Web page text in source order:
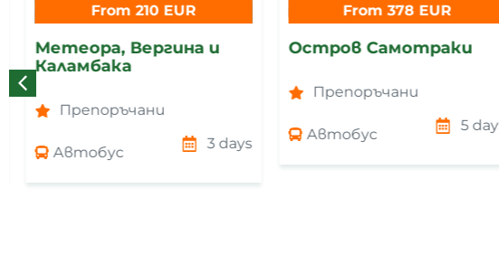
From 210 EUR
Метеора, Вергина и
Каламбака
Препоръчани
Автобус
3 days
From 378 EUR
Остров Самотраки
Препоръчани
Автобус
5 days